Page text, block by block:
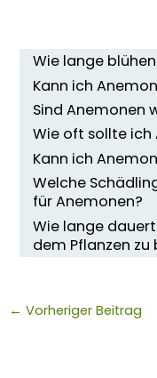
Wie lange
Kann ich
Sind Anemonen
Wie oft sollte ich
Kann ich
Welche
für Anemonen?
Wie lange
dem Pflanzen zu
← Vorheriger Beitrag